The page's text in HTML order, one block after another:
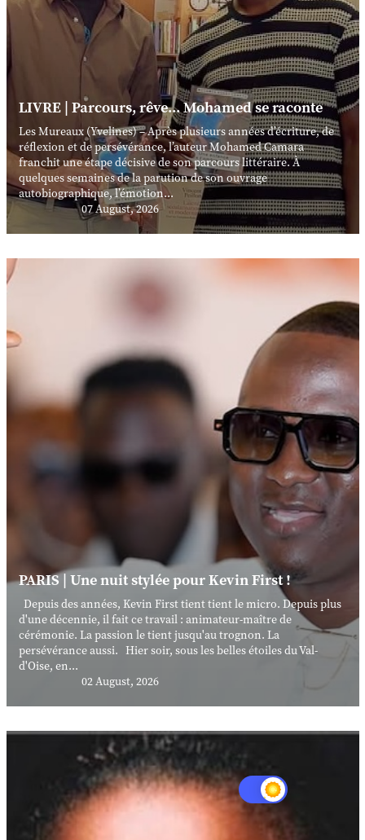
LIVRE | Parcours, rêve... Mohamed se raconte
Les Mureaux (Yvelines) – Après plusieurs années d’écriture, de
réflexion et de persévérance, l’auteur Mohamed Camara
franchit une étape décisive de son parcours littéraire. À
quelques semaines de la parution de son ouvrage
autobiographique, l’émotion...
07 August, 2026
PARIS | Une nuit stylée pour Kevin First !
Depuis des années, Kevin First tient tient le micro. Depuis plus
d'une décennie, il fait ce travail : animateur-maître de
cérémonie. La passion le tient jusqu'au trognon. La
persévérance aussi. Hier soir, sous les belles étoiles du Val-
d'Oise, en...
02 August, 2026